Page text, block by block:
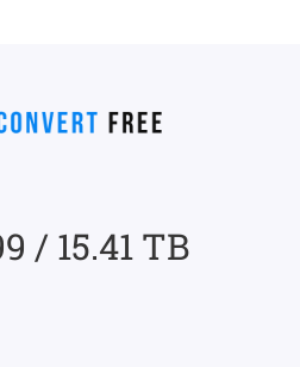
/ 15.41 TB